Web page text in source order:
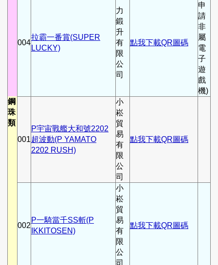
004
拉霸一番賞(SUPER
LUCKY)
力
鍛
升
有
限
公
司
點我下載QR圖碼
申
請
非
屬
電
子
遊
戲
機)
鋼
珠
類
001
P宇宙戰艦大和號2202
超波動(P YAMATO
2202 RUSH)
小
崧
貿
易
有
限
公
司
點我下載QR圖碼
002
P一騎當千SS斬(P
IKKITOSEN)
小
崧
貿
易
有
限
公
司
點我下載QR圖碼